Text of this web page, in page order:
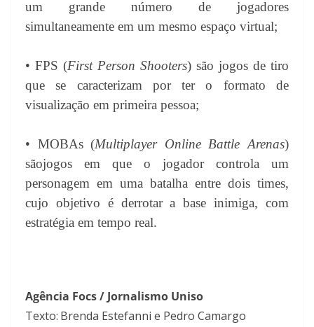
um grande número de jogadores
simultaneamente em um mesmo espaço virtual;
• FPS (First Person Shooters) são jogos de tiro
que se caracterizam por ter o formato de
visualização em primeira pessoa;
• MOBAs (Multiplayer Online Battle Arenas)
sãojogos em que
o jogador controla um
personagem em uma batalha entre dois times,
cujo objetivo é derrotar a base inimiga, com
estratégia em tempo real.
Agência Focs / Jornalismo Uniso
Texto: Brenda Estefanni e Pedro Camargo